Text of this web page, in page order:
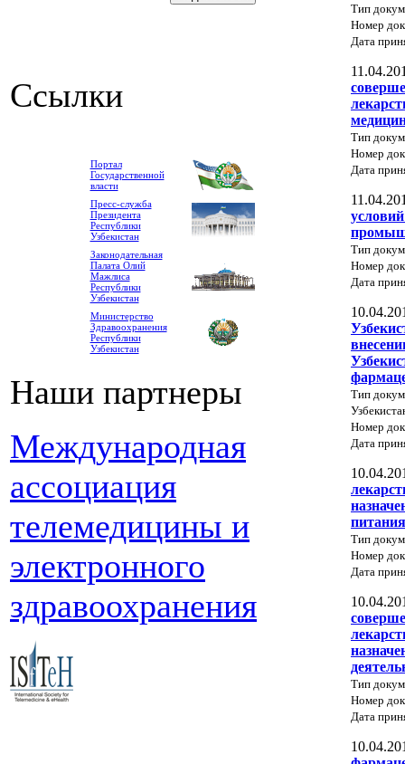
Ссылки
Портал
Государственной
власти
Пресс-служба
Президента
Республики
Узбекистан
Законодательная
Палата Олий
Мажлиса
Республики
Узбекистан
Министерство
Здравоохранения
Республики
Узбекистан
Наши партнеры
Международная
ассоциация
телемедицины и
электронного
здравоохранения
Тип
Номер
Дата
Тип
Номер
Дата
Тип
Номер
Дата
Тип
Номер
Дата
питания
Тип
Номер
Дата
Тип
Номер
Дата